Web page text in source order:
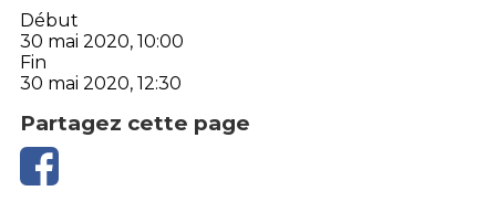
Début
30 mai 2020, 10:00
Fin
30 mai 2020, 12:30
Partagez cette page